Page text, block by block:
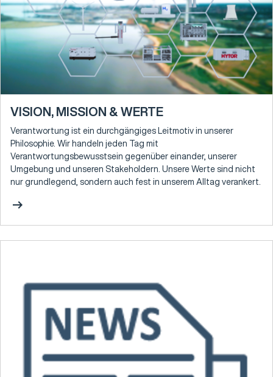
VISION, MISSION & WERTE
Verantwortung ist ein durchgängiges Leitmotiv in unserer
Philosophie. Wir handeln jeden Tag mit
Verantwortungsbewusstsein gegenüber einander, unserer
Umgebung und unseren Stakeholdern. Unsere Werte sind nicht
nur grundlegend, sondern auch fest in unserem Alltag verankert.
arrow_right_alt